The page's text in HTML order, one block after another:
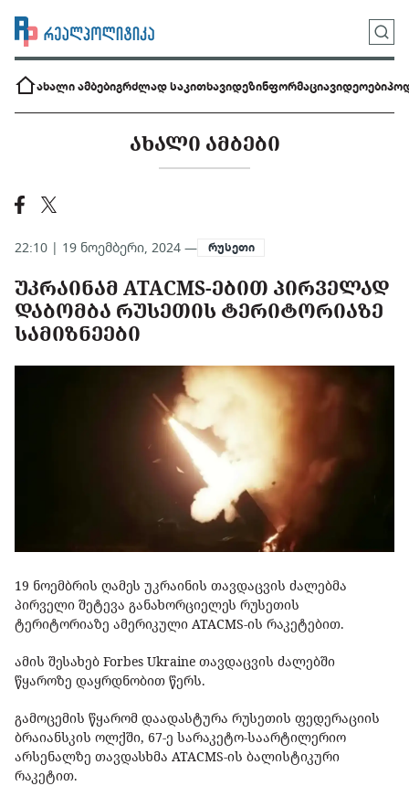
ახალი ამბებიგრძლად საკითხავიდეზინფორმაციავიდეოები
ᲐᲮᲐᲚᲘ ᲐᲛᲑᲔᲑᲘ
22:10 | 19 ნოემბერი, 2024 — რუსეთი
ᲣᲙᲠᲐᲘᲜᲐᲛ ATACMS-ᲔᲑᲘᲗ ᲞᲘᲠᲕᲔᲚᲐᲓ
ᲓᲐᲑᲝᲛᲑᲐ ᲠᲣᲡᲔᲗᲘᲡ ᲢᲔᲠᲘᲢᲝᲠᲘᲐᲖᲔ
ᲡᲐᲛᲘᲖᲜᲔᲔᲑᲘ
19 ნოემბრის ღამეს უკრაინის თავდაცვის ძალებმა
პირველი შეტევა განახორციელეს რუსეთის
ტერიტორიაზე ამერიკული ATACMS-ის რაკეტებით.
ამის შესახებ Forbes Ukraine თავდაცვის ძალებში
წყაროზე დაყრდნობით წერს.
გამოცემის წყარომ დაადასტურა რუსეთის ფედერაციის
ბრაიანსკის ოლქში, 67-ე სარაკეტო-საარტილერიო
არსენალზე თავდასხმა ATACMS-ის ბალისტიკური
რაკეტით.